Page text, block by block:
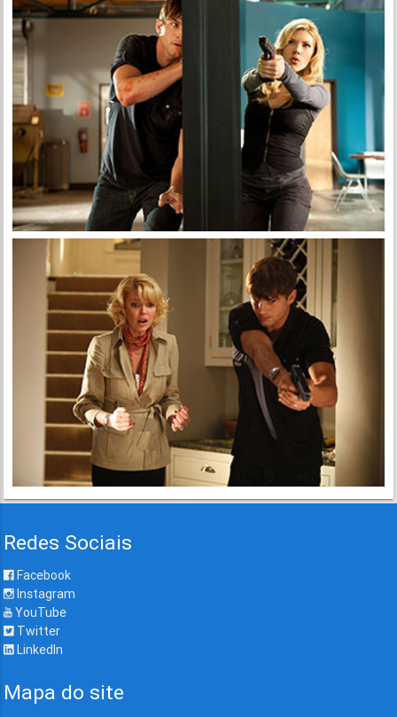
Redes Sociais
Facebook
Instagram
YouTube
Twitter
LinkedIn
Mapa do site